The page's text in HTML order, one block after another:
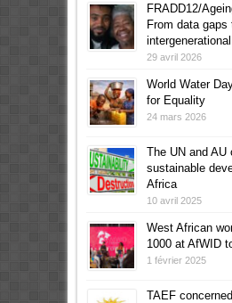
FRADD12/
From data gaps
29 avril 2026
World Water
for Equality
24 mars 2026
The UN and AU
sustainable
Africa
10 avril 2025
West African
1000 at AfWID
1 février 2025
TAEF